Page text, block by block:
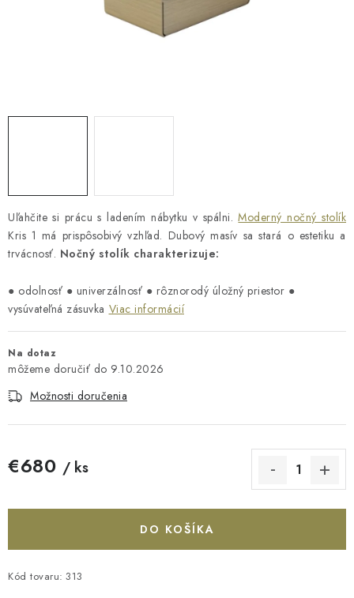
Reklamácia a vrátenie tovaru
Metódy platieb na našom webe
Naša spoločenská zodpovednosť
Uľahčite si prácu s ladením nábytku v spálni.Moderný nočný stolík
Kris 1 má prispôsobivý vzhľad. Dubový masív sa stará o estetiku a
trvácnosť. Nočný stolík charakterizuje:
● odolnosť ● univerzálnosť ● rôznorodý úložný priestor ●
vysúvateľná zásuvka Viac informácií
Na dotaz
9.10.2026
Možnosti doručenia
€680 / ks
DO KOŠÍKA
Kód tovaru: 313